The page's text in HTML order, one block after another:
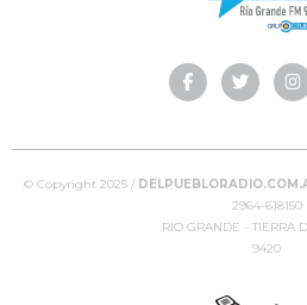
© Copyright 2025 /
2964-618150
RIO GRANDE - TIERRA
9420